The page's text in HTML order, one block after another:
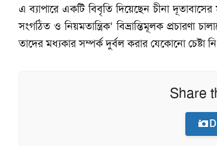
এ ব্যাপারে একটি বিবৃতি দিয়েছেন চীনা
সংগঠিত ও নিয়মতান্ত্রিক’ বিভ্রান্তিমূলক প্রচারণা
তাদের মধ্যকার সম্পর্ক দুর্বল করার যেকোনো চেষ্টা
Share